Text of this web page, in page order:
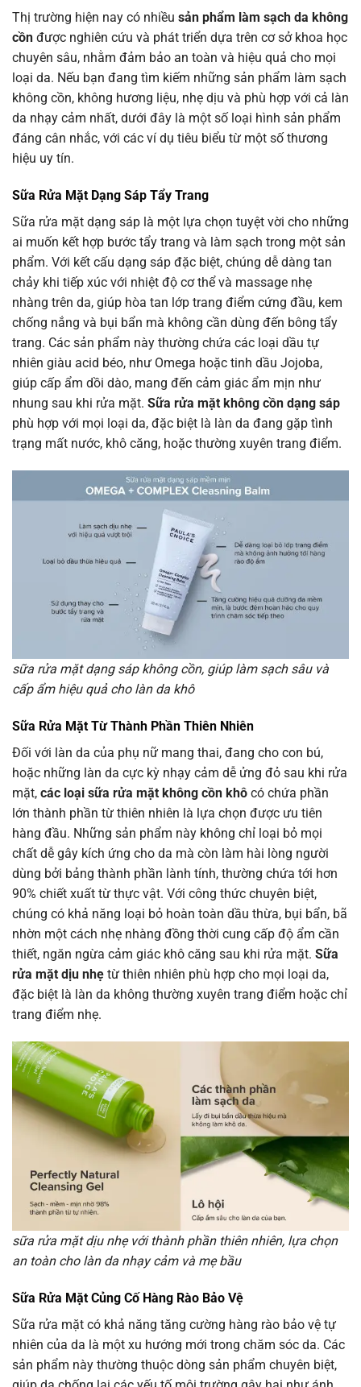
Thị trường hiện nay có nhiều sản phẩm làm sạch da không
cồn được nghiên cứu và phát triển dựa trên cơ sở khoa học
chuyên sâu, nhằm đảm bảo an toàn và hiệu quả cho mọi
loại da. Nếu bạn đang tìm kiếm những sản phẩm làm sạch
không cồn, không hương liệu, nhẹ dịu và phù hợp với cả làn
da nhạy cảm nhất, dưới đây là một số loại hình sản phẩm
đáng cân nhắc, với các ví dụ tiêu biểu từ một số thương
hiệu uy tín.
Sữa Rửa Mặt Dạng Sáp Tẩy Trang
Sữa rửa mặt dạng sáp là một lựa chọn tuyệt vời cho những
ai muốn kết hợp bước tẩy trang và làm sạch trong một sản
phẩm. Với kết cấu dạng sáp đặc biệt, chúng dễ dàng tan
chảy khi tiếp xúc với nhiệt độ cơ thể và massage nhẹ
nhàng trên da, giúp hòa tan lớp trang điểm cứng đầu, kem
chống nắng và bụi bẩn mà không cần dùng đến bông tẩy
trang. Các sản phẩm này thường chứa các loại dầu tự
nhiên giàu acid béo, như Omega hoặc tinh dầu Jojoba,
giúp cấp ẩm dồi dào, mang đến cảm giác ẩm mịn như
nhung sau khi rửa mặt. Sữa rửa mặt không cồn dạng sáp
phù hợp với mọi loại da, đặc biệt là làn da đang gặp tình
trạng mất nước, khô căng, hoặc thường xuyên trang điểm.
sữa rửa mặt dạng sáp không cồn, giúp làm sạch sâu và
cấp ẩm hiệu quả cho làn da khô
Sữa Rửa Mặt Từ Thành Phần Thiên Nhiên
Đối với làn da của phụ nữ mang thai, đang cho con bú,
hoặc những làn da cực kỳ nhạy cảm dễ ửng đỏ sau khi rửa
mặt, các loại sữa rửa mặt không cồn khô có chứa phần
lớn thành phần từ thiên nhiên là lựa chọn được ưu tiên
hàng đầu. Những sản phẩm này không chỉ loại bỏ mọi
chất dễ gây kích ứng cho da mà còn làm hài lòng người
dùng bởi bảng thành phần lành tính, thường chứa tới hơn
90% chiết xuất từ thực vật. Với công thức chuyên biệt,
chúng có khả năng loại bỏ hoàn toàn dầu thừa, bụi bẩn, bã
nhờn một cách nhẹ nhàng đồng thời cung cấp độ ẩm cần
thiết, ngăn ngừa cảm giác khô căng sau khi rửa mặt. Sữa
rửa mặt dịu nhẹ từ thiên nhiên phù hợp cho mọi loại da,
đặc biệt là làn da không thường xuyên trang điểm hoặc chỉ
trang điểm nhẹ.
sữa rửa mặt dịu nhẹ với thành phần thiên nhiên, lựa chọn
an toàn cho làn da nhạy cảm và mẹ bầu
Sữa Rửa Mặt Củng Cố Hàng Rào Bảo Vệ
Sữa rửa mặt có khả năng tăng cường hàng rào bảo vệ tự
nhiên của da là một xu hướng mới trong chăm sóc da. Các
sản phẩm này thường thuộc dòng sản phẩm chuyên biệt,